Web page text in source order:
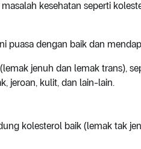
kesehatan seperti
puasa dengan baik dan
jenuh dan lemak trans),
jeroan, kulit, dan lain-lain.
kolesterol baik (lemak tak